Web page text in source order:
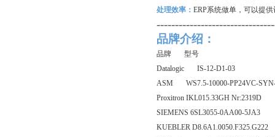
处理效率： ERP系统做单，可以提
品牌介绍：
品牌 型号
Datalogic IS-12-D1-03
ASM WS7.5-10000-PP24VC-SYN-
Proxitron IKL015.33GH Nr:2319D
SIEMENS 6SL3055-0AA00-5JA3
KUEBLER D8.6A1.0050.F325.G222